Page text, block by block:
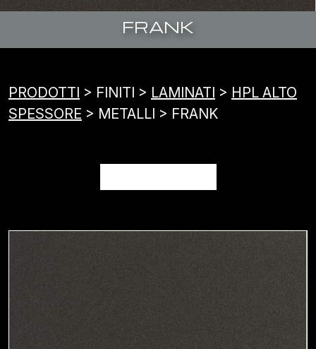
FRANK
PRODOTTI > FINITI > LAMINATI > HPL ALTO
SPESSORE > METALLI > FRANK
FRANK